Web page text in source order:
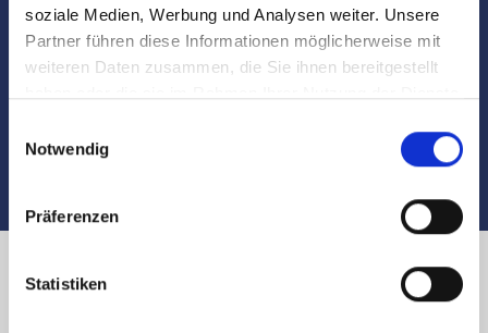
soziale Medien, Werbung und Analysen weiter. Unsere
Partner führen diese Informationen möglicherweise mit
weiteren Daten zusammen, die Sie ihnen bereitgestellt
Notwendig
Präferenzen
Statistiken
Begleitung und Unterstützung bei der Objekt-
Übergabe
Immobilienverkauf in Nürnberg